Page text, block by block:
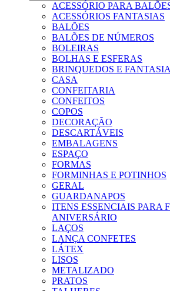
ACESSÓRIO PARA
ACESSÓRIOS FANTASIAS
BALÕES
BALÕES DE NÚMEROS
BOLEIRAS
BOLHAS E ESFERAS
BRINQUEDOS E
CASA
CONFEITARIA
CONFEITOS
COPOS
DECORAÇÃO
DESCARTÁVEIS
EMBALAGENS
ESPAÇO
FORMAS
FORMINHAS E POTINHOS
GERAL
GUARDANAPOS
ITENS ESSENCIAIS PARA
ANIVERSÁRIO
LAÇOS
LANÇA CONFETES
LÁTEX
LISOS
METALIZADO
PRATOS